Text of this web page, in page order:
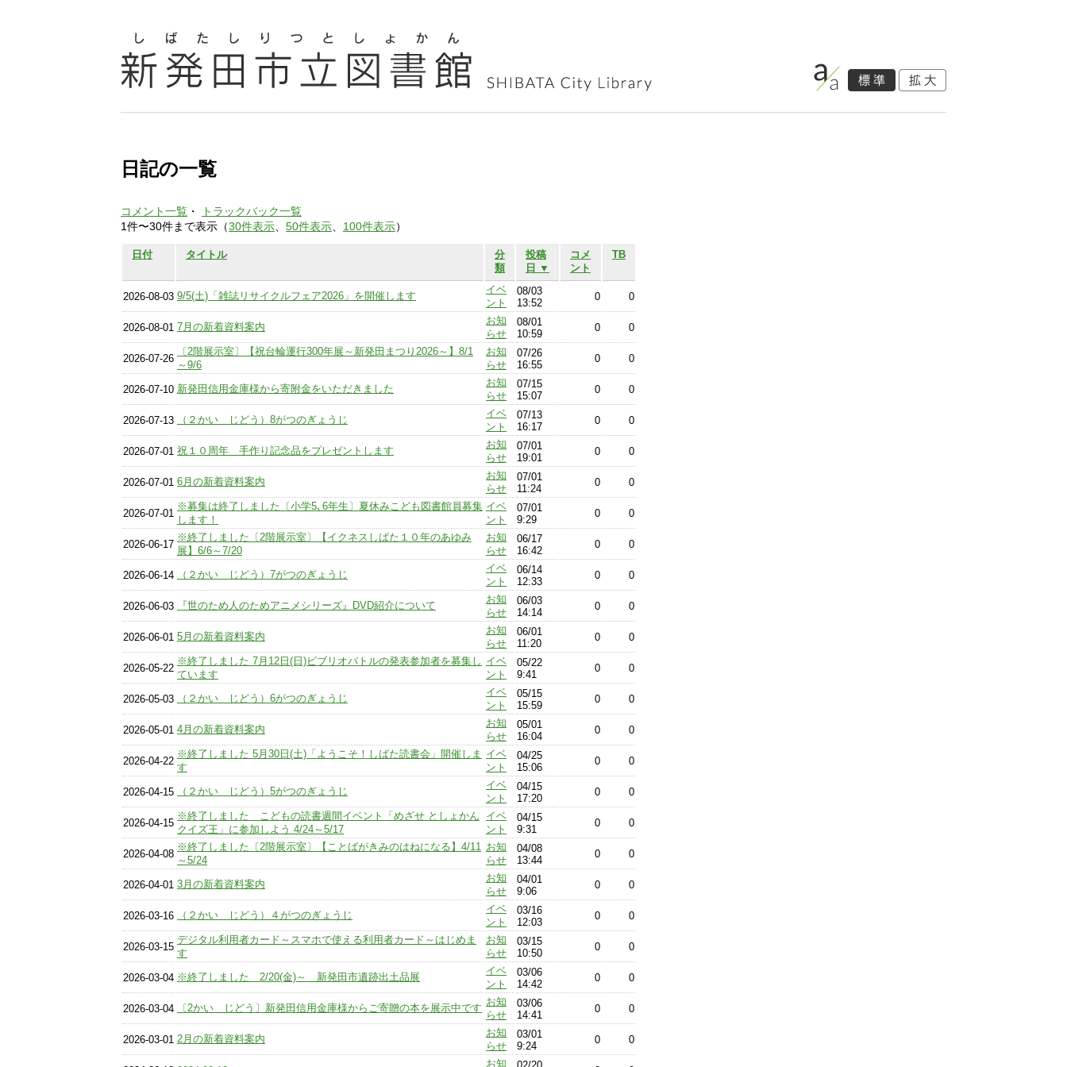
日記の一覧
コメント一覧 ・
トラックバック一覧
1件〜30件まで表示（30件表示 50件表示 100件表示）
日付 タイトル
分
類
投稿
日 ▼
コメ
ント
TB
2026-08-03 9/5(土)「雑誌リサイクルフェア2026」を開催します
イベ
ント
08/03
13:52
0 0
2026-08-01 7月の新着資料案内
お知
らせ
08/01
10:59
0 0
2026-07-26
〔2階展示室〕【祝台輪運行300年展～新発田まつり2026～】8/1
～9/6
お知
らせ
07/26
16:55
0 0
2026-07-10 新発田信用金庫様から寄附金をいただきました
お知
らせ
07/15
15:07
0 0
2026-07-13 （２かい じどう）8がつのぎょうじ
イベ
ント
07/13
16:17
0 0
2026-07-01 祝１０周年 手作り記念品をプレゼントします
お知
らせ
07/01
19:01
0 0
2026-07-01 6月の新着資料案内
お知
らせ
07/01
11:24
0 0
2026-07-01
※募集は終了しました〔小学5､6年生〕夏休みこども図書館員募集
します！
イベ
ント
07/01
9:29
0 0
2026-06-17
※終了しました〔2階展示室〕【イクネスしばた１０年のあゆみ
展】6/6～7/20
お知
らせ
06/17
16:42
0 0
2026-06-14 （２かい じどう）7がつのぎょうじ
イベ
ント
06/14
12:33
0 0
2026-06-03 『世のため人のためアニメシリーズ』DVD紹介について
お知
らせ
06/03
14:14
0 0
2026-06-01 5月の新着資料案内
お知
らせ
06/01
11:20
0 0
2026-05-22
※終了しました 7月12日(日)ビブリオバトルの発表参加者を募集し
ています
イベ
ント
05/22
9:41
0 0
2026-05-03 （２かい じどう）6がつのぎょうじ
イベ
ント
05/15
15:59
0 0
2026-05-01 4月の新着資料案内
お知
らせ
05/01
16:04
0 0
2026-04-22
※終了しました 5月30日(土)「ようこそ！しばた読書会」開催しま
す
イベ
ント
04/25
15:06
0 0
2026-04-15 （２かい じどう）5がつのぎょうじ
イベ
ント
04/15
17:20
0 0
2026-04-15
※終了しました こどもの読書週間イベント「めざせ としょかん
クイズ王」に参加しよう 4/24～5/17
イベ
ント
04/15
9:31
0 0
2026-04-08
※終了しました〔2階展示室〕【ことばがきみのはねになる】4/11
～5/24
お知
らせ
04/08
13:44
0 0
2026-04-01 3月の新着資料案内
お知
らせ
04/01
9:06
0 0
2026-03-16 （２かい じどう）４がつのぎょうじ
イベ
ント
03/16
12:03
0 0
2026-03-15
デジタル利用者カード～スマホで使える利用者カード～はじめま
す
お知
らせ
03/15
10:50
0 0
2026-03-04 ※終了しました 2/20(金)～ 新発田市遺跡出土品展
イベ
ント
03/06
14:42
0 0
2026-03-04 〔2かい じどう〕新発田信用金庫様からご寄贈の本を展示中です
お知
らせ
03/06
14:41
0 0
2026-03-01 2月の新着資料案内
お知
らせ
03/01
9:24
0 0
お知